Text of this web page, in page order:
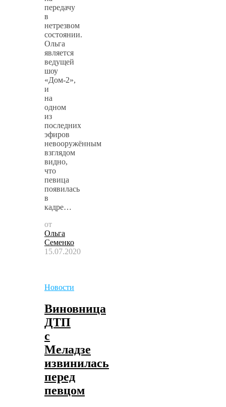
передачу
в
нетрезвом
состоянии.
Ольга
является
ведущей
шоу
«Дом-2»,
и
на
одном
из
последних
эфиров
невооружённым
взглядом
видно,
что
певица
появилась
в
кадре…
от
Ольга
Семенко
15.07.2020
Новости
Виновница
ДТП
с
Меладзе
извинилась
перед
певцом